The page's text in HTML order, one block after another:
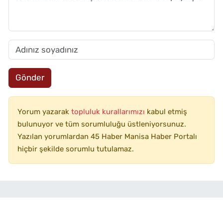
Gönder
Yorum yazarak topluluk kurallarımızı kabul etmiş
bulunuyor ve tüm sorumluluğu üstleniyorsunuz.
Yazılan yorumlardan 45 Haber Manisa Haber Portalı
hiçbir şekilde sorumlu tutulamaz.